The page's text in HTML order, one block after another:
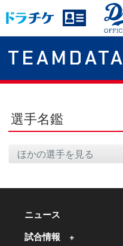
TEAMDATA
選手名鑑
ニュース
試合情報